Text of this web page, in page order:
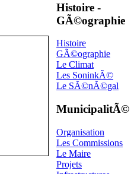
Histoire -
GÃ©ographie
Histoire
GÃ©ographie
Le Climat
Les SoninkÃ©
Le SÃ©nÃ©gal
MunicipalitÃ©
Organisation
Les Commissions
Le Maire
Projets